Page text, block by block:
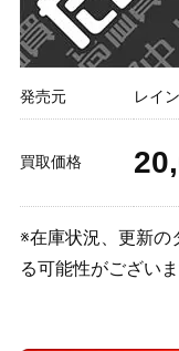
発売元 レイ
買取価格
※在庫状況、更新の
る可能性がございま